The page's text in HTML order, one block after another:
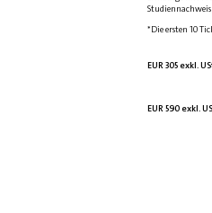
*Die ersten 10
EUR 305 exkl.
EUR 590 exkl.